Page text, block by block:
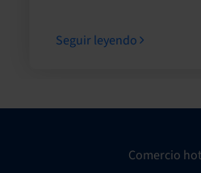
Seguir leyendo
Comercio